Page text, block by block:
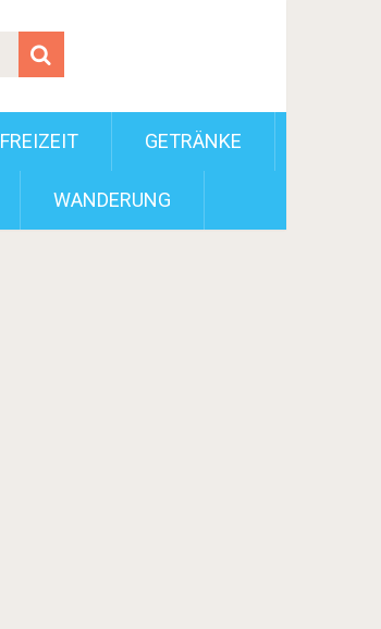
FREIZEIT GETRÄNKE
WANDERUNG